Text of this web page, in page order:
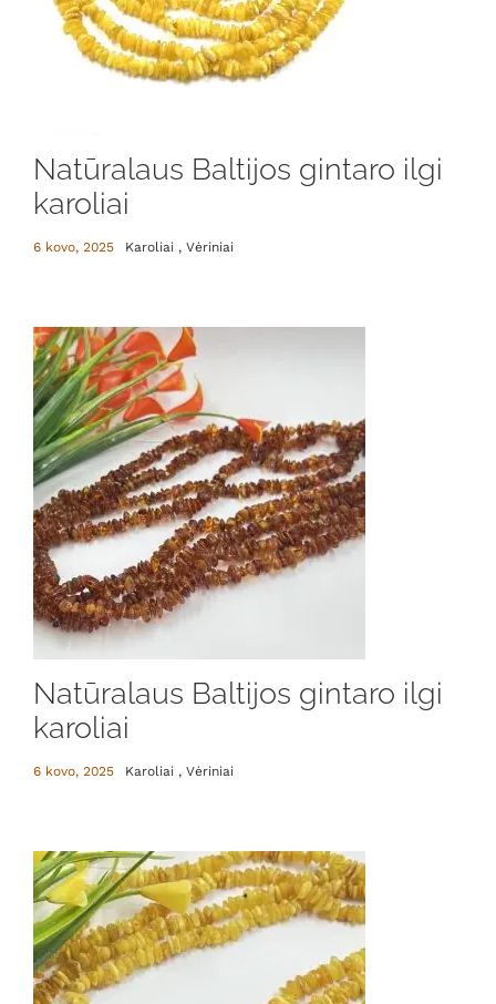
Natūralaus Baltijos gintaro ilgi
karoliai
6 kovo, 2025 Karoliai , Vėriniai
Natūralaus Baltijos gintaro ilgi
karoliai
6 kovo, 2025 Karoliai , Vėriniai